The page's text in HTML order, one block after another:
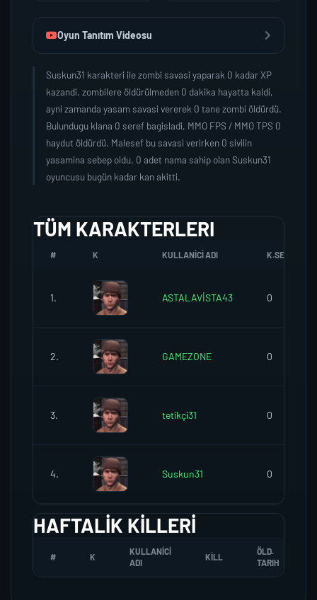
Oyun Tanıtım Videosu
Suskun31 karakteri ile zombi savasi yaparak 0 kadar XP
kazandi, zombilere öldürülmeden 0 dakika hayatta kaldi,
ayni zamanda yasam savasi vererek 0 tane zombi öldürdü.
Bulundugu klana 0 seref bagisladi, MMO FPS / MMO TPS 0
haydut öldürdü. Malesef bu savasi verirken 0 sivilin
yasamina sebep oldu. 0 adet nama sahip olan Suskun31
oyuncusu bugün kadar kan akitti.
TÜM KARAKTERLERI
# K KULLANICI ADI K.SEREFI
1. ASTALAVİSTA43 0
2. GAMEZONE 0
3. tetikçi31 0
4. Suskun31 0
HAFTALIK KILLERI
# K
KULLANICI
ADI
KILL
ÖLD.
TARIH